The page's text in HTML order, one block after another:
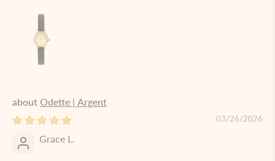
Odette | Argent
03/26/2026
Grace L.